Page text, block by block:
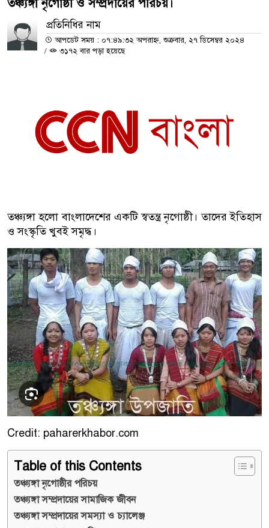
তঞ্চ্যঙ্গা নৃগোষ্ঠী ও সম্প্রদায়ের পরিচয়।
প্রতিনিধির নাম
আপডেট সময় : ০৭:৪৯:৩২ অপরাহ্ন, শুক্রবার, ২৭ ডিসেম্বর ২০২৪
/
৩১৭২ বার পড়া হয়েছে
তঞ্চ্যঙ্গা হলো বাংলাদেশের একটি স্বতন্ত্র নৃগোষ্ঠী। তাদের ইতিহাস
ও সংস্কৃতি খুবই সমৃদ্ধ।
Credit: paharerkhabor.com
Table of this Contents
তঞ্চ্যঙ্গা নৃগোষ্ঠীর পরিচয়
তঞ্চ্যঙ্গা সম্প্রদায়ের সামাজিক জীবন
তঞ্চ্যঙ্গা সম্প্রদায়ের সমস্যা ও চ্যালেঞ্জ